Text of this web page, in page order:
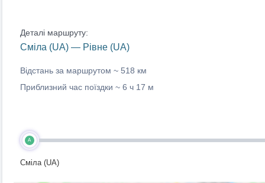
Деталі маршруту:
Сміла (UA) — Рівне (UA)
Відстань за маршрутом ~ 518 км
Приблизний час поїздки ~ 6 ч 17 м
A
Сміла (UA)